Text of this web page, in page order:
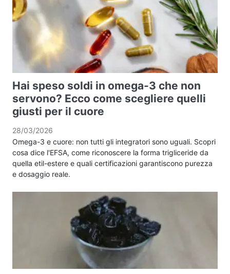
Hai speso soldi in omega-3 che non
servono? Ecco come scegliere quelli
giusti per il cuore
28/03/2026
Omega-3 e cuore: non tutti gli integratori sono uguali. Scopri
cosa dice l'EFSA, come riconoscere la forma trigliceride da
quella etil-estere e quali certificazioni garantiscono purezza
e dosaggio reale.